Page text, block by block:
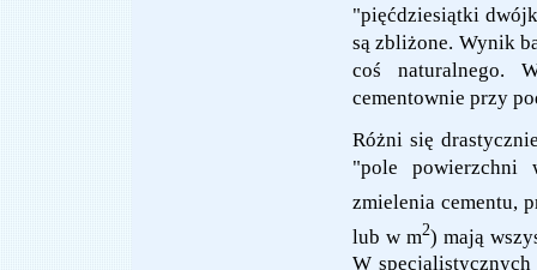
"pięćdziesiątki
są zbliżone. Wynik
coś naturalnego.
cementownie przy
Różni się
"pole powierzchni
zmielenia cementu,
lub w m2) mają
W specjalistycznych